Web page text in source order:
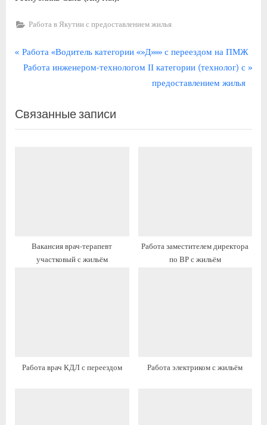
Работа в Якутии с предоставлением жилья
Навигация
по
П
р
ы
д
Работа «Водитель категории «»Д»»» с переездом на ПМЖ
С
д
у
Работа инженером-технологом ІІ категории (технолог) с
предоставлением жилья
Связанные записи
Вакансия врач-терапевт
участковый с жильём
Работа заместителем директора
по ВР с жильём
Работа врач КДЛ с переездом Работа электриком с жильём